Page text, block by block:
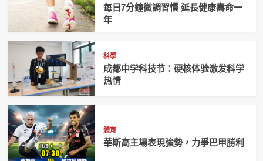
每日7分鐘微調習慣 延長健康壽命一
年
科學
成都中学科技节：硬核体验激发科学
热情
體育
華斯高主場表現強勢，力爭巴甲勝利